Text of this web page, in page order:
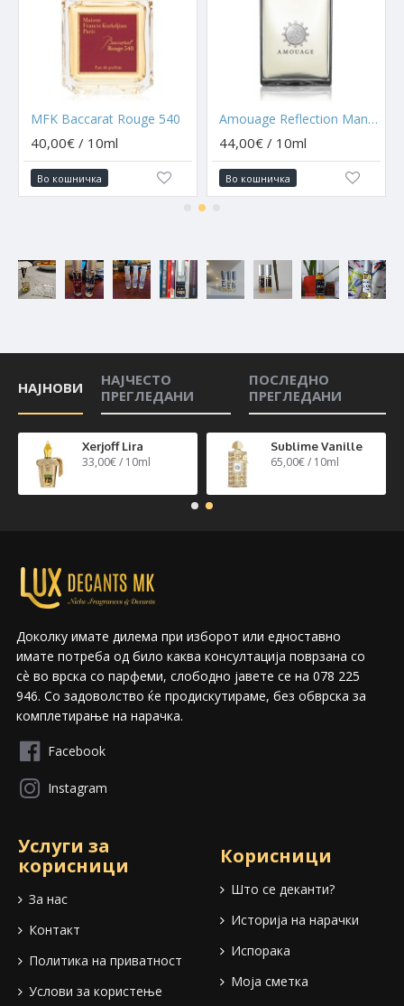
MFK Baccarat Rouge 540
40,00€ / 10ml
Во кошничка
Amouage Reflection Man [Vintage 2009]
44,00€ / 10ml
Во кошничка
НАЈНОВИ
НАЈЧЕСТО
ПРЕГЛЕДАНИ
ПОСЛЕДНО
ПРЕГЛЕДАНИ
Xerjoff Lira
33,00€ / 10ml
Sublime Vanille
65,00€ / 10ml
Доколку имате дилема при изборот или едноставно
имате потреба од било каква консултација поврзана со
сѐ во врска со парфеми, слободно јавете се на 078 225
946. Со задоволство ќе продискутираме, без обврска за
комплетирање на нарачка.
Facebook
Instagram
Услуги за
корисници
За нас
Контакт
Политика на приватност
Услови за користење
Корисници
Што се деканти?
Историја на нарачки
Испорака
Моја сметка